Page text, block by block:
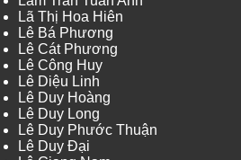
Lã Thị Hoa Hiên
Lê Bá Phương
Lê Cát Phương
Lê Công Huy
Lê Diệu Linh
Lê Duy Hoàng
Lê Duy Long
Lê Duy Phước Thuận
Lê Duy Đại